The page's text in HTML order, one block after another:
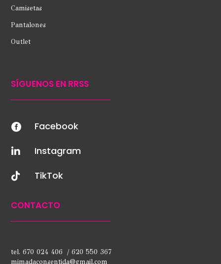
Camisetas
Pantalones
Outlet
SÍGUENOS EN RRSS
 Facebook
 Instagram
 TikTok
CONTACTO
tel. 670 024 406 / 620 550 367
mimadaconsentida@gmail.com